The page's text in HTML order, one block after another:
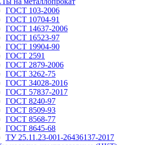
ГОСТ 103-2006
ГОСТ 10704-91
ГОСТ 14637-2006
ГОСТ 16523-97
ГОСТ 19904-90
ГОСТ 2591
ГОСТ 2879-2006
ГОСТ 3262-75
ГОСТ 34028-2016
ГОСТ 57837-2017
ГОСТ 8240-97
ГОСТ 8509-93
ГОСТ 8568-77
ГОСТ 8645-68
ТУ 25.11.23-001-26436137-2017